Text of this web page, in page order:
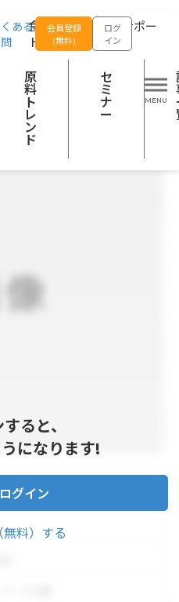
食品の企画開発をサポー
トする
ある
会員登録
(無料)
ログ
イン
原
料
ト
レ
ン
ド
セ
ミ
ナ
ー
エビペーストHB
ると、
になります!
グイン
料）する